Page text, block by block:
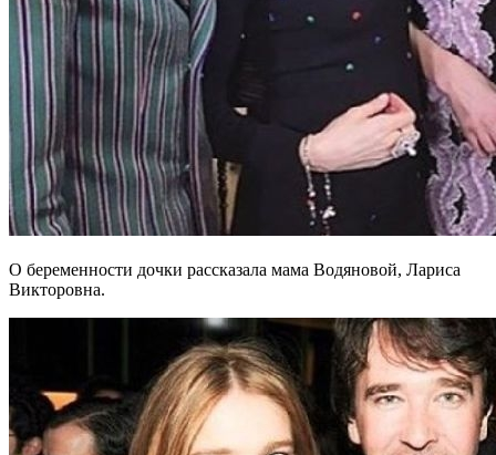
О беременности дочки рассказала мама Водяновой, Лариса
Викторовна.